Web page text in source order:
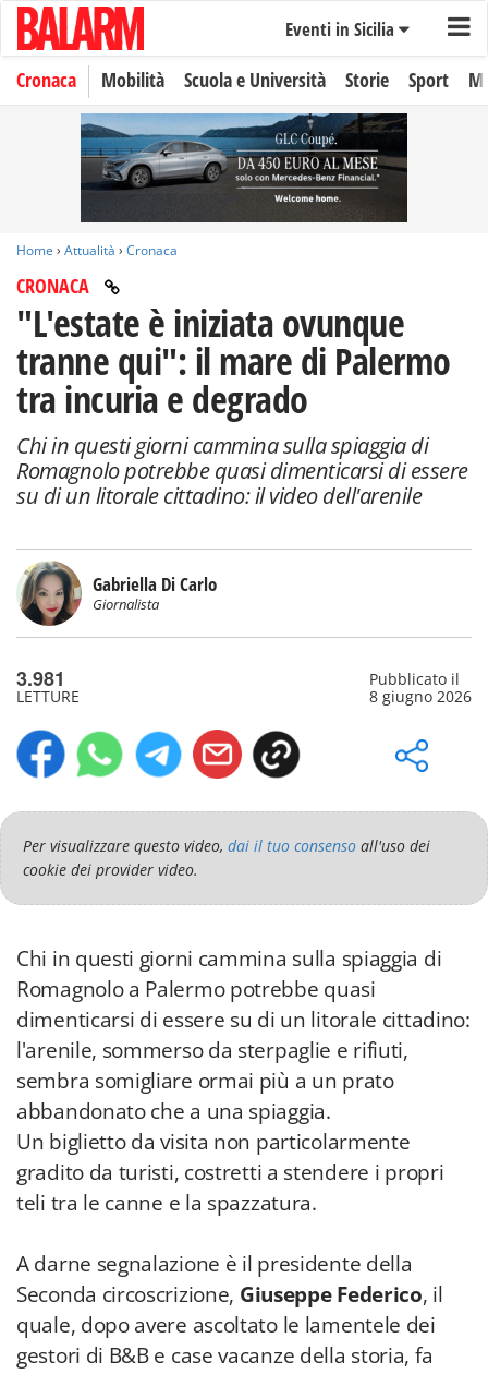
Eventi in Sicilia
Cronaca Mobilità Scuola e Università Storie Sport
Home › Attualità › Cronaca
CRONACA
"L'estate è iniziata ovunque
tranne qui": il mare di Palermo
tra incuria e degrado
Chi in questi giorni cammina sulla spiaggia di
Romagnolo potrebbe quasi dimenticarsi di essere
su di un litorale cittadino: il video dell'arenile
Gabriella Di Carlo
Giornalista
3.981
LETTURE
Pubblicato il
8 giugno 2026
Per visualizzare questo video, dai il tuo consenso all'uso dei
cookie dei provider video.
Chi in questi giorni cammina sulla spiaggia di
Romagnolo a Palermo potrebbe quasi
dimenticarsi di essere su di un litorale cittadino:
l'arenile, sommerso da sterpaglie e rifiuti,
sembra somigliare ormai più a un prato
abbandonato che a una spiaggia.
Un biglietto da visita non particolarmente
gradito da turisti, costretti a stendere i propri
teli tra le canne e la spazzatura.
A darne segnalazione è il presidente della
Seconda circoscrizione, Giuseppe Federico, il
quale, dopo avere ascoltato le lamentele dei
gestori di B&B e case vacanze della storia, fa